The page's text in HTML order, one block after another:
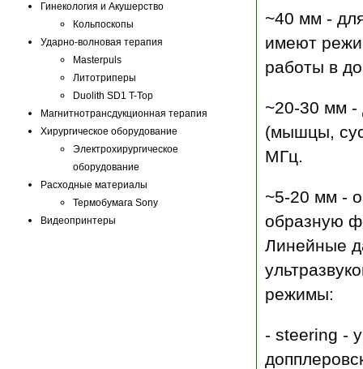
Гинекология и Акушерство
Кольпоскопы
Ударно-волновая терапия
Masterpuls
Литотриперы
Duolith SD1 T-Top
Магнитнотрансдукционная терапия
Хирургическое оборудование
Электрохирургическое
оборудование
Расходные материалы
Термобумага Sony
Видеопринтеры
~40 мм -
имеют
работы в
~20-30 мм -
(мышцы,
МГц.
~5-20 мм -
образную
Линейные
режимы:
- steering -